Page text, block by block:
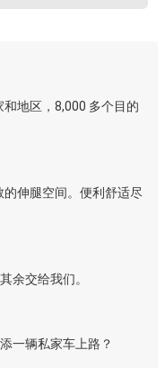
地区，8,000 多个目的
伸腿空间。便利舒适尽
余交给我们。
一辆私家车上路？